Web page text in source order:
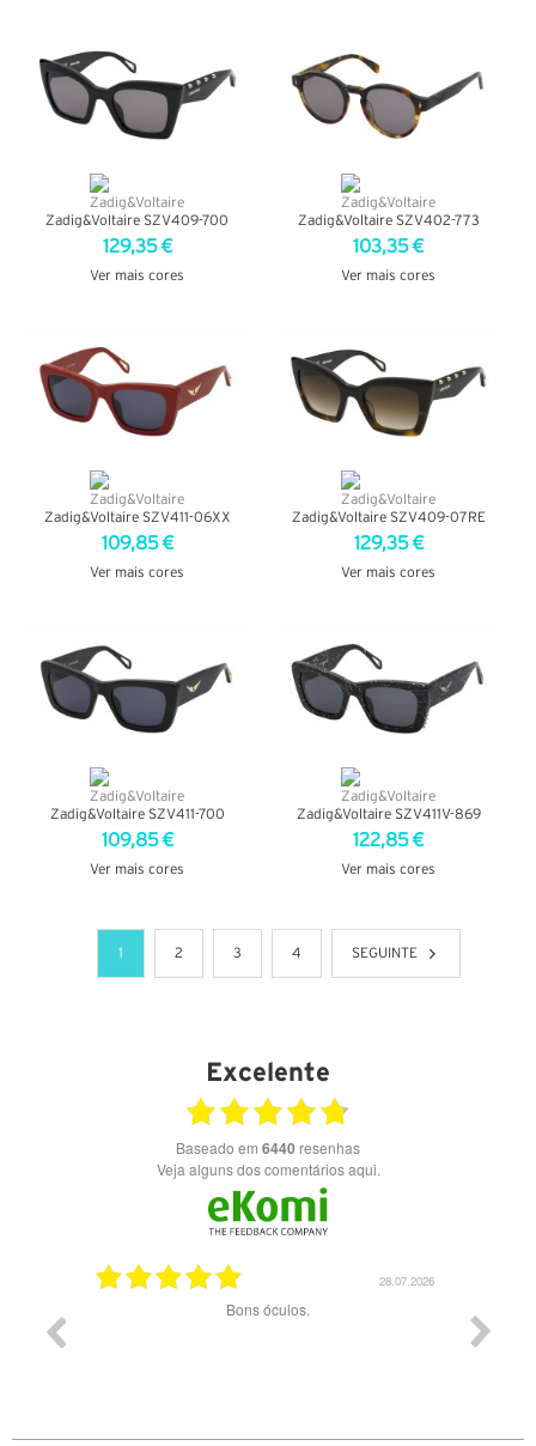
Zadig&Voltaire SZV409-700
129,35 €
Ver mais cores
Zadig&Voltaire SZV402-773
103,35 €
Ver mais cores
Zadig&Voltaire SZV411-06XX
109,85 €
Ver mais cores
Zadig&Voltaire SZV409-07RE
129,35 €
Ver mais cores
Zadig&Voltaire SZV411-700
109,85 €
Ver mais cores
Zadig&Voltaire SZV411V-869
122,85 €
Ver mais cores
1 2 3 4 SEGUINTE
Excelente
Baseado em 6440 resenhas
Veja alguns dos comentários aqui.
28.07.2026
Bons óculos.